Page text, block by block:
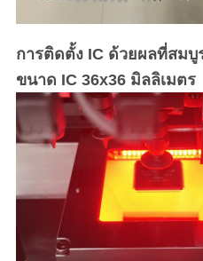
การติดตั้ง IC ด้วยผลที่สม
ขนาด IC 36x36 มิลลิเมตร